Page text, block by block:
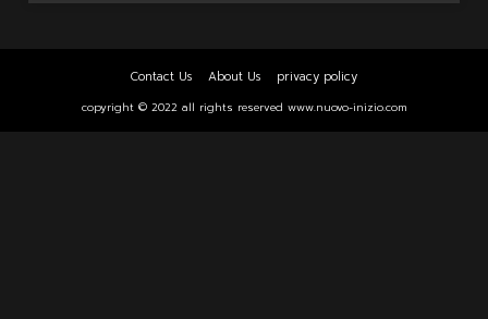
copyright © 2022 all rights reserved www.nuovo-inizio.com
Contact Us About Us privacy policy